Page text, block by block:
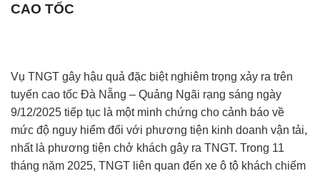
CAO TỐC
Vụ TNGT gây hậu quả đặc biệt nghiêm trọng xảy ra trên
tuyến cao tốc Đà Nẵng – Quảng Ngãi rạng sáng ngày
9/12/2025 tiếp tục là một minh chứng cho cảnh báo về
mức độ nguy hiểm đối với phương tiện kinh doanh vận tải,
nhất là phương tiện chở khách gây ra TNGT. Trong 11
tháng năm 2025, TNGT liên quan đến xe ô tô khách chiếm